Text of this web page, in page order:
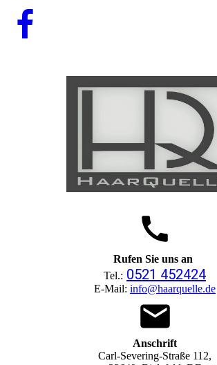
Rufen Sie uns an
Tel.: 0521 452424
E-Mail: info@haarquelle.de
Anschrift
Carl-Severing-Straße 112,